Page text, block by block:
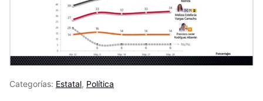
Categorías: Estatal, Política